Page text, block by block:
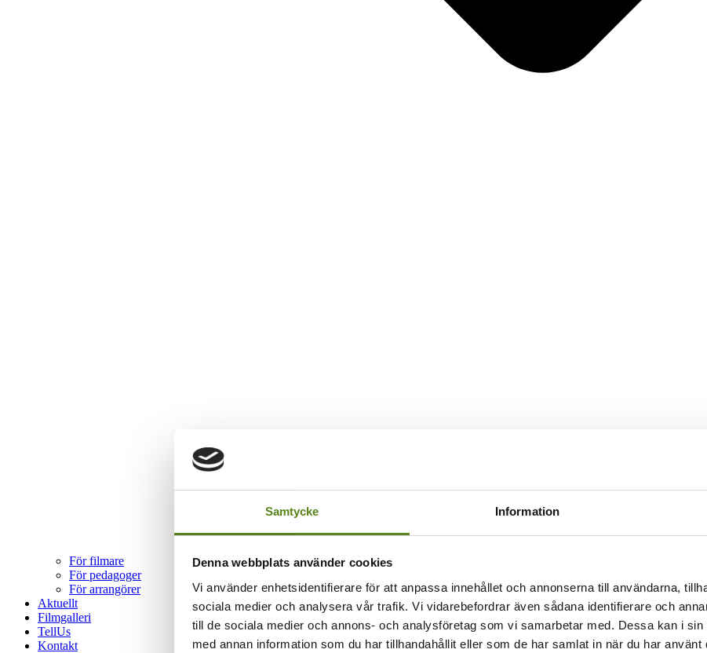
Samtycke Information
Denna webbplats använder cookies
Vi använder enhetsidentifierare för att anpassa innehållet och annonserna till användarna,
sociala medier och analysera vår trafik. Vi vidarebefordrar även sådana identifierare och
till de sociala medier och annons- och analysföretag som vi samarbetar med. Dessa kan i
med annan information som du har tillhandahållit eller som de har samlat in när du har använt
För filmare
För pedagoger
För arrangörer
Aktuellt
Filmgalleri
TellUs
Kontakt